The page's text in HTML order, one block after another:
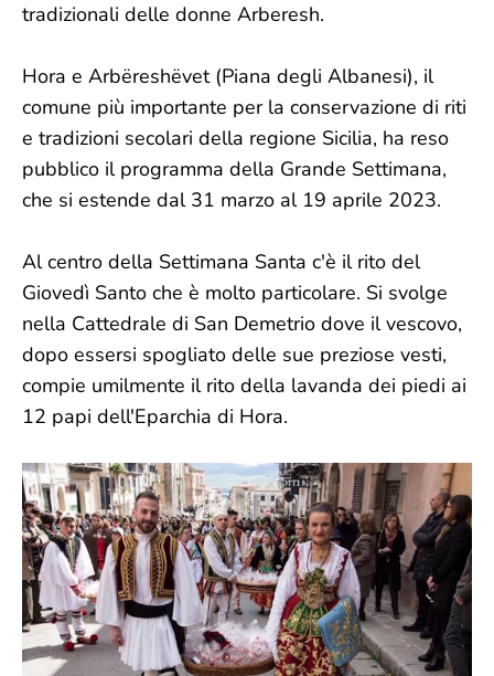
tradizionali delle donne Arberesh.
Hora e Arbëreshëvet (Piana degli Albanesi), il
comune più importante per la conservazione di riti
e tradizioni secolari della regione Sicilia, ha reso
pubblico il programma della Grande Settimana,
che si estende dal 31 marzo al 19 aprile 2023.
Al centro della Settimana Santa c'è il rito del
Giovedì Santo che è molto particolare. Si svolge
nella Cattedrale di San Demetrio dove il vescovo,
dopo essersi spogliato delle sue preziose vesti,
compie umilmente il rito della lavanda dei piedi ai
12 papi dell'Eparchia di Hora.